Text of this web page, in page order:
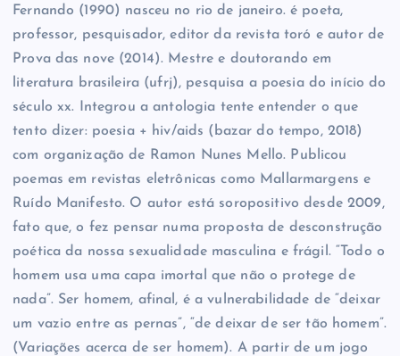
Fernando (1990) nasceu no rio de janeiro. é poeta,
professor, pesquisador, editor da revista toró e autor de
Prova das nove (2014). Mestre e doutorando em
literatura brasileira (ufrj), pesquisa a poesia do início do
século xx. Integrou a antologia tente entender o que
tento dizer: poesia + hiv/aids (bazar do tempo, 2018)
com organização de Ramon Nunes Mello. Publicou
poemas em revistas eletrônicas como Mallarmargens e
Ruído Manifesto. O autor está soropositivo desde 2009,
fato que, o fez pensar numa proposta de desconstrução
poética da nossa sexualidade masculina e frágil. “Todo o
homem usa uma capa imortal que não o protege de
nada”. Ser homem, afinal, é a vulnerabilidade de “deixar
um vazio entre as pernas”, “de deixar de ser tão homem”.
(Variações acerca de ser homem). A partir de um jogo